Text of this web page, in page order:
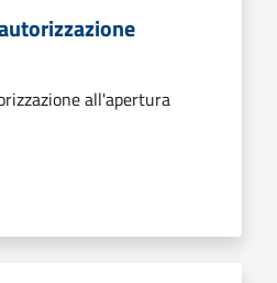
all'apertura